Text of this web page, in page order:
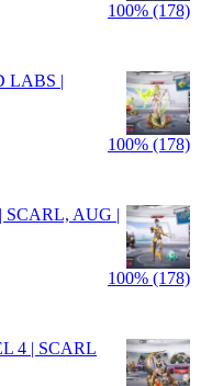
100% (178)
LABS |
100% (178)
SCARL, AUG |
100% (178)
4 | SCARL